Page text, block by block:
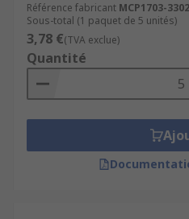
Référence fabricant MCP1703-
Sous-total (1 paquet de 5 unités)
3,78 €(TVA exclue)
Quantité